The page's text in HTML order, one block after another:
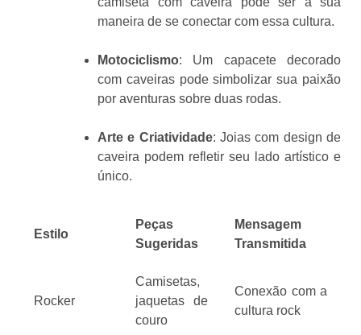
maneira de se conectar com essa cultura.
Motociclismo: Um capacete decorado
com caveiras pode simbolizar sua paixão
por aventuras sobre duas rodas.
Arte e Criatividade: Joias com design de
caveira podem refletir seu lado artístico e
único.
Estilo
Peças
Sugeridas
Mensagem
Transmitida
Rocker
Camisetas,
jaquetas de
couro
Conexão com a
cultura rock